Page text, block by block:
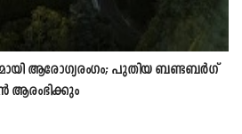
ആരോഗ്യരംഗം; പുതിയ ബണ്ടബർഗ്
ആരംഭിക്കും